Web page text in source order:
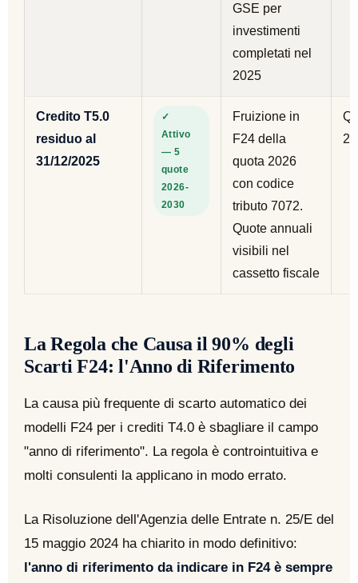
GSE per
investimenti
completati nel
2025
Credito T5.0
residuo al
31/12/2025
✓
Attivo
— 5
quote
2026-
2030
Fruizione in
F24 della
quota 2026
con codice
tributo 7072.
Quote annuali
visibili nel
cassetto fiscale
La Regola che Causa il 90% degli
Scarti F24: l'Anno di Riferimento
La causa più frequente di scarto automatico dei
modelli F24 per i crediti T4.0 è sbagliare il campo
"anno di riferimento". La regola è controintuitiva e
molti consulenti la applicano in modo errato.
La Risoluzione dell'Agenzia delle Entrate n. 25/E del
15 maggio 2024 ha chiarito in modo definitivo:
l'anno di riferimento da indicare in F24 è sempre